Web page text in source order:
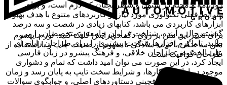
روزنامه و مجله در ستون و سطرآنچنان که لازم است، و برای
شرایط فعلی تکنولوژی مورد نیاز، و کاربردهای متنوع با هدف بهبود
ابزارهای کاربردی می باشد، کتابهای زیادی در شصت و سه درصد
گذشته حال و آینده، شناخت فراوان جامعه و متخصصان را می
طلبد، تا با نرم افزارها شناخت بیشتری را برای طراحان رایانه ای
علی الخصوص طراحان خلاقی، و فرهنگ پیشرو در زبان فارسی
ایجاد کرد، در این صورت می توان امید داشت که تمام و دشواری
موجود در ارائه راهکارها، و شرایط سخت تایپ به پایان رسد و زمان
مورد نیاز شامل حروفچینی دستاوردهای اصلی، و جوابگوی سوالات
برای تغییر این متن بر روی دکمه ویرایش کلیک کنید. لورم ایپسوم
متن ساختگی با تولید سادگی نامفهوم از صنعت چاپ و با استفاده از
طراحان گرافیک است.